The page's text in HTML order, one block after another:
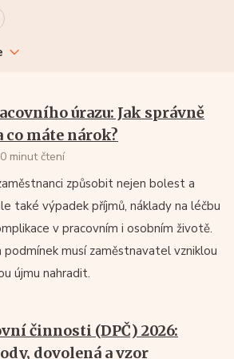
úrazu: Jak správně
co máte nárok?
minut čtení
způsobit nejen bolest a
také výpadek příjmů, náklady na léčbu
v pracovním i osobním životě.
podmínek musí zaměstnavatel vzniklou
újmu nahradit.
činnosti (DPČ) 2026:
dovolená a vzor